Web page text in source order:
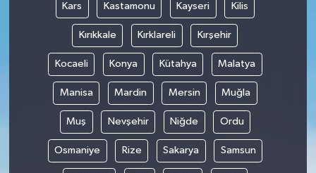
Kars Kastamonu Kayseri Kilis
Kırıkkale Kırklareli Kırşehir
Kocaeli Konya Kütahya Malatya
Manisa Mardin Mersin Muğla
Muş Nevşehir Niğde Ordu
Osmaniye Rize Sakarya Samsun